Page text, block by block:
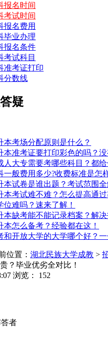
报名时间
考试时间
报名费用
毕业办理
报名条件
考试科目
准考证打印
分数线
疑
考场分配原则是什么？
本准考证要打印彩色的吗？
人大专需要考哪些科目？都
般费用多少?收费标准是怎
试卷是谁出题？考试范围全
本考试难不难？怎么提高通过
难吗？速来了解！
本缺考能不能记录档案？解决
怎么备考？经验都在这！
和开放大学的大学哪个好？
位置： 湖北民族大学成教 >
？毕业优劣全对比！
浏览： 152
答者